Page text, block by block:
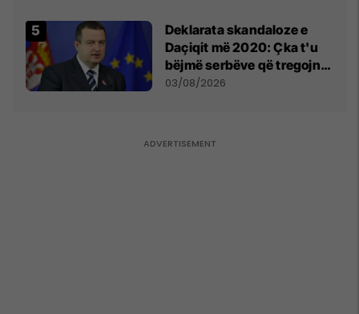
​Deklarata skandaloze e
Daçiqit më 2020: Çka t'u
bëjmë serbëve që tregojnë
ku janë varrosur shqiptarët
03/08/2026